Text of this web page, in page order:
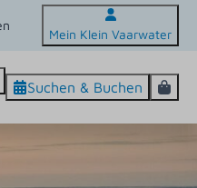
Mein Klein Vaarwater
Suchen & Buchen